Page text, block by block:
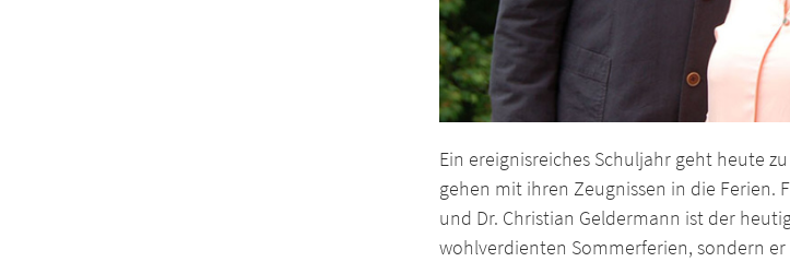
Ein ereignisreiches Schuljahr geht heute
gehen mit ihren Zeugnissen in die Ferien.
und Dr. Christian Geldermann ist der
wohlverdienten Sommerferien, sondern er